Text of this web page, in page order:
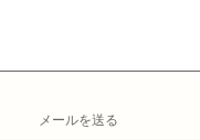
メールを送る